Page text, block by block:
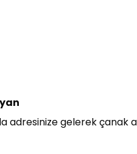
adresinize gelerek çanak